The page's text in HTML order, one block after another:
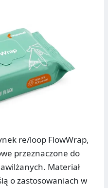
re/loop FlowWrap,
przeznaczone do
Materiał
o zastosowaniach w